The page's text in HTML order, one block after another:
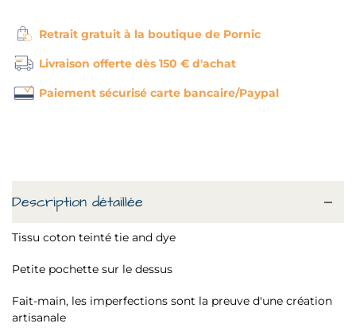
Retrait gratuit à la boutique de Pornic
Livraison offerte dès 150 € d'achat
Paiement sécurisé carte bancaire/Paypal
Description détaillée
Tissu coton teinté tie and dye
Petite pochette sur le dessus
Fait-main, les imperfections sont la preuve d'une création
artisanale